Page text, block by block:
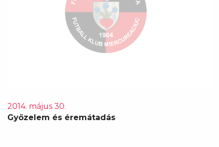
2014. május 30.
Győzelem és éremátadás